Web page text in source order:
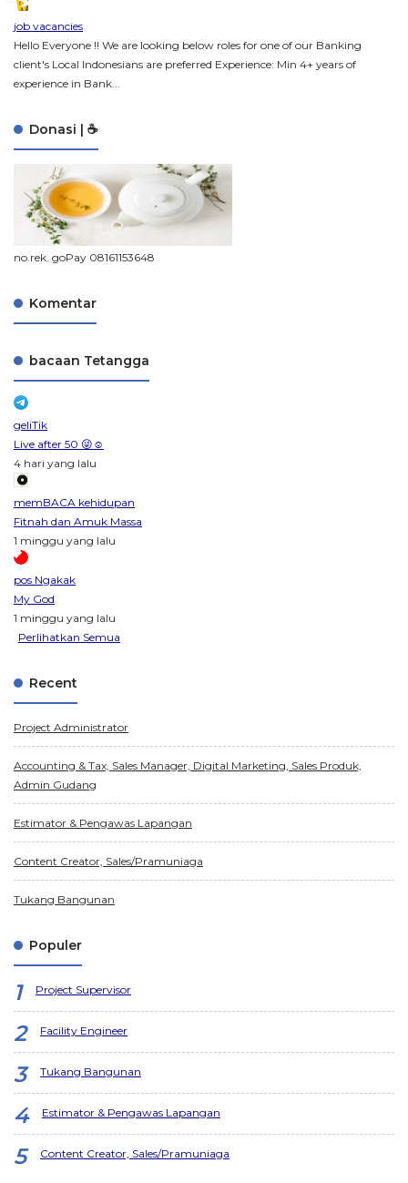
job vacancies
Hello Everyone !! We are looking below roles for one of our Banking
client's Local Indonesians are preferred Experience: Min 4+ years of
experience in Bank...
Donasi | ☕
no.rek. goPay 08161153648
Komentar
bacaan Tetangga
geliTik
Live after 50 😜☺️
4 hari yang lalu
memBACA kehidupan
Fitnah dan Amuk Massa
1 minggu yang lalu
pos Ngakak
My God
1 minggu yang lalu
Perlihatkan Semua
Recent
Project Administrator
Accounting & Tax, Sales Manager, Digital Marketing, Sales Produk,
Admin Gudang
Estimator & Pengawas Lapangan
Content Creator, Sales/Pramuniaga
Tukang Bangunan
Populer
Project Supervisor
Facility Engineer
Tukang Bangunan
Estimator & Pengawas Lapangan
Content Creator, Sales/Pramuniaga